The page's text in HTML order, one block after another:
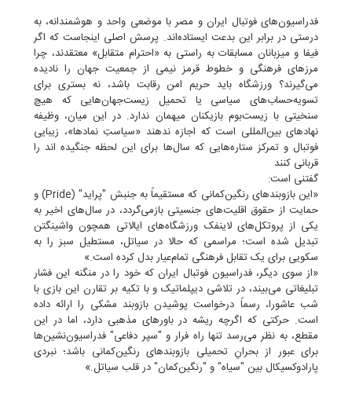
فدراسیون‌های فوتبال ایران و مصر با موضعی واحد و هوشمندانه، به
درستی در برابر این بدعت ایستاده‌اند. پرسش اصلی اینجاست که اگر
فیفا و میزبانان مسابقات به راستی به «احترام متقابل» معتقدند، چرا
مرزهای فرهنگی و خطوط قرمز نیمی از جمعیت جهان را نادیده
می‌گیرند؟ ورزشگاه باید حریم امن رقابت باشد، نه بستری برای
تسویه‌حساب‌های سیاسی یا تحمیل زیست‌جهان‌هایی که هیچ
سنخیتی با زیست‌بوم بازیکنان میهمان ندارد. در این میان، وظیفه
نهادهای بین‌المللی است که اجازه ندهند «سیاستِ نمادها»، زیبایی
فوتبال و تمرکز ستاره‌هایی که سال‌ها برای این لحظه جنگیده اند را
قربانی کنند
گفتنی است:
«این بازوبندهای رنگین‌کمانی که مستقیماً به جنبش "پراید" (Pride) و
حمایت از حقوق اقلیت‌های جنسیتی بازمی‌گردد، در سال‌های اخیر به
یکی از پروتکل‌های لاینفک ورزشگاه‌های ایالاتی همچون واشینگتن
تبدیل شده است؛ مراسمی که حالا در سیاتل، مستطیل سبز را به
سکویی برای یک تقابل فرهنگی تمام‌عیار بدل کرده است.»
«از سوی دیگر، فدراسیون فوتبال ایران که خود را در منگنه این فشار
تبلیغاتی می‌بیند، در تلاشی دیپلماتیک و با تکیه بر تقارن این بازی با
شب عاشورا، رسماً درخواست پوشیدن بازوبند مشکی را ارائه داده
است. حرکتی که اگرچه ریشه در باورهای مذهبی دارد، اما در این
مقطع، به نظر می‌رسد تنها راه فرار و "سپر دفاعی" فدراسیون‌نشین‌ها
برای عبور از بحرانِ تحمیلی بازوبندهای رنگین‌کمانی باشد؛ نبردی
پارادوکسیکال بین "سیاه" و "رنگین‌کمان" در قلب سیاتل.»